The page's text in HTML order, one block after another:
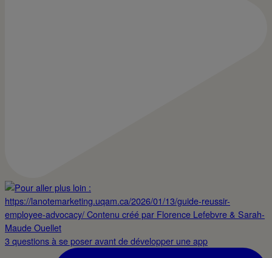
3 questions à se poser avant de développer une app